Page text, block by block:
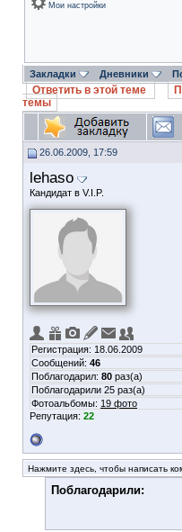
Мои настройки
Закладки Дневники
Ответить в этой теме
темы
26.06.2009, 17:59
lehaso
Кандидат в V.I.P.
Регистрация: 18.06.2009
Сообщений: 46
Поблагодарил: 80 раз(а)
Поблагодарили 25 раз(а)
Фотоальбомы: 19 фото
Репутация: 22
Нажмите здесь, чтобы написать
Поблагодарили: